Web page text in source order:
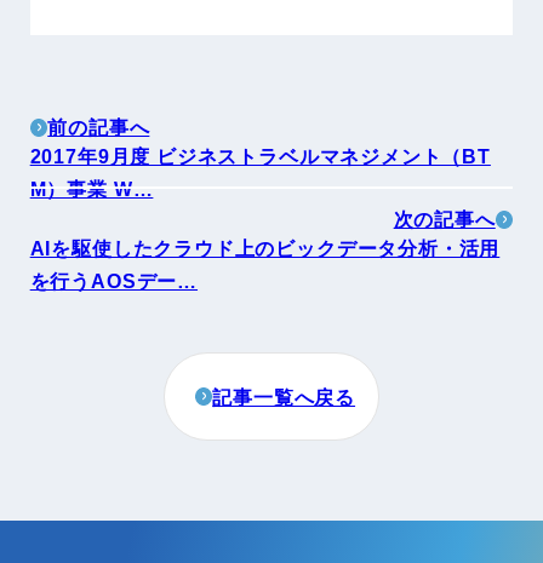
前の記事へ
2017年9月度 ビジネストラベルマネジメント（BT
M）事業 W…
次の記事へ
AIを駆使したクラウド上のビックデータ分析・活用
を行うAOSデー…
記事一覧へ戻る